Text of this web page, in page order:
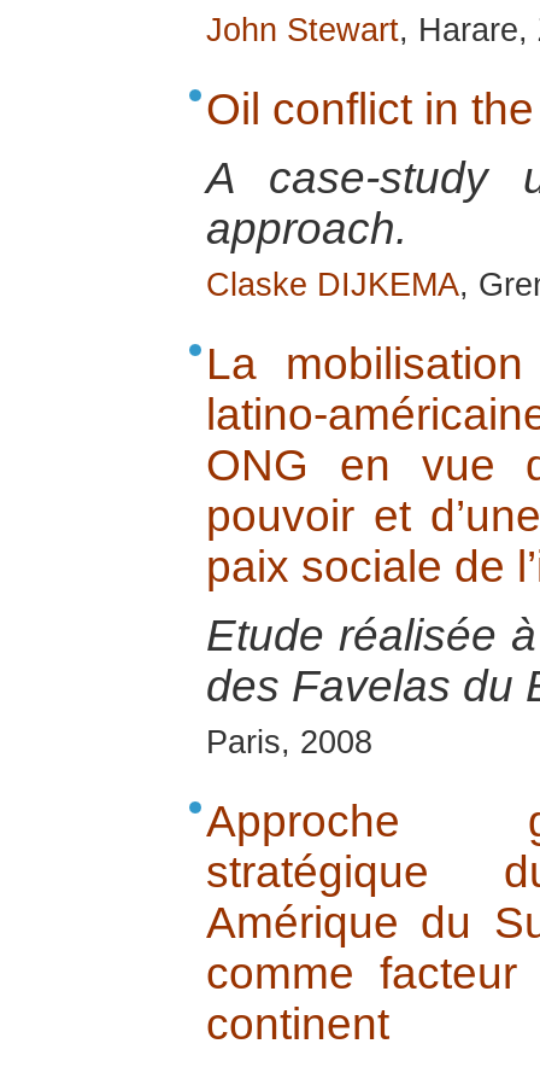
John Stewart, Harare,
Oil conflict in
A case-study
approach.
Claske DIJKEMA,
La
latino-
ONG en vue
pouvoir et
paix sociale de
Etude réalisée
des Favelas du
Paris, 2008
Approche
stratégique
Amérique du
comme
continent